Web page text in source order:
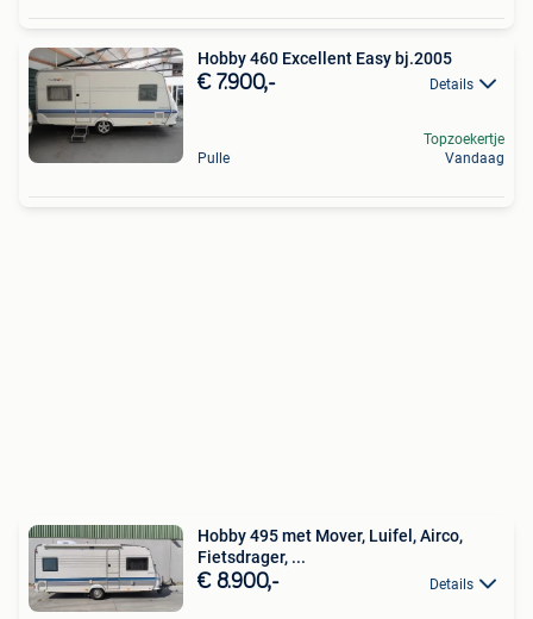
Hobby 460 Excellent Easy bj.2005
€ 7.900,- Details
Pulle
Topzoekertje
Vandaag
Hobby 495 met Mover, Luifel, Airco,
Fietsdrager, ...
€ 8.900,- Details